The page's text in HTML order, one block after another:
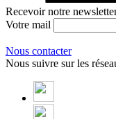
Recevoir notre
Votre mail
Nous contacter
Nous suivre sur les